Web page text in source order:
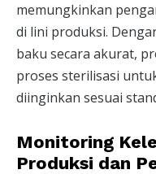
memungkinkan
di lini produksi.
baku secara akurat,
proses sterilisasi
diinginkan sesuai
Monitoring
Produksi dan